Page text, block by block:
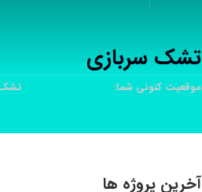
تشک سربازی
موقعیت کنونی شما: تشک
آخرین پروژه ها